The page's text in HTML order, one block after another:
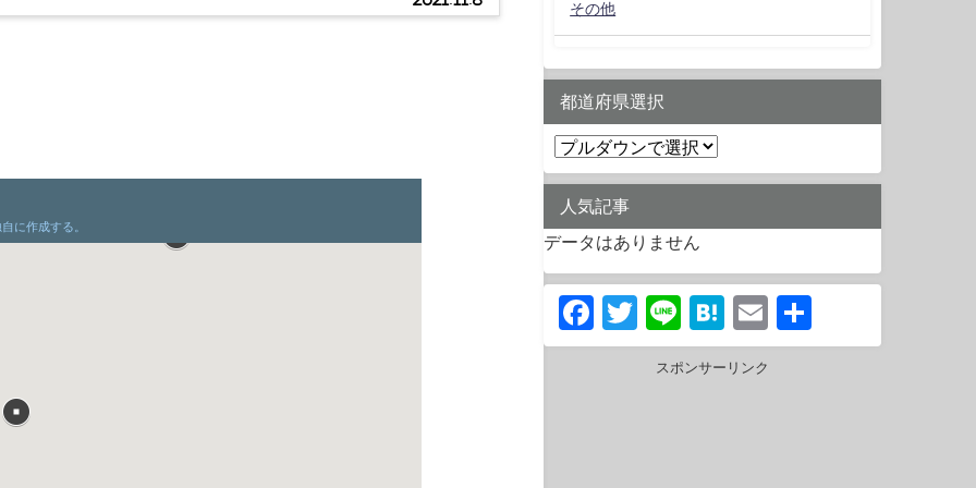
その他
都道府県選択
人気記事
データはありません
Facebook
Twitter
LineHatena
Email
有
スポンサーリンク